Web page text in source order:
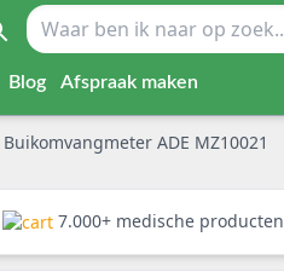
Blog Afspraak maken
Buikomvangmeter ADE MZ10021
7.000+ medische producten